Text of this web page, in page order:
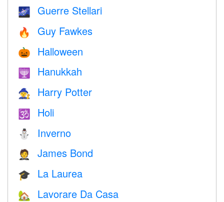
🌌 Guerre Stellari
🔥 Guy Fawkes
🎃 Halloween
🕎 Hanukkah
🧙 Harry Potter
🕉 Holi
⛄ Inverno
🤵 James Bond
🎓 La Laurea
🏡 Lavorare Da Casa